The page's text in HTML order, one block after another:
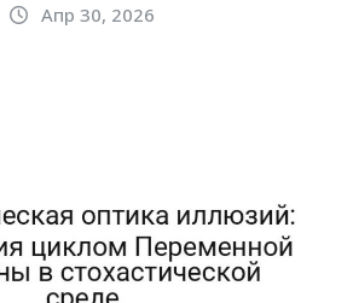
Апр 30, 2026